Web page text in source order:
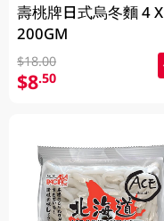
壽桃牌日式烏冬麵 4 X
200GM
$18.00
$8.50